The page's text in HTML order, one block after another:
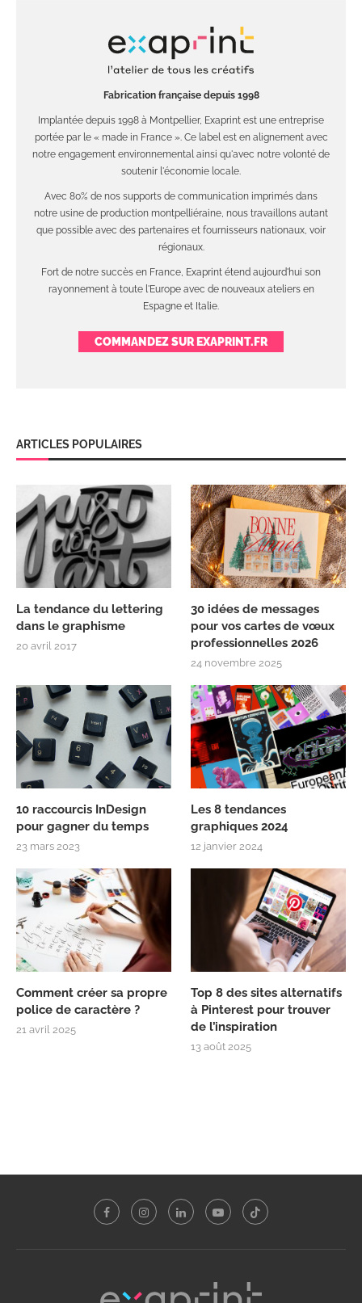
Fabrication française depuis 1998
Implantée depuis 1998 à Montpellier, Exaprint est une entreprise
portée par le « made in France ». Ce label est en alignement avec
notre engagement environnemental ainsi qu'avec notre volonté de
soutenir l'économie locale.
Avec 80% de nos supports de communication imprimés dans
notre usine de production montpelliéraine, nous travaillons autant
que possible avec des partenaires et fournisseurs nationaux, voir
régionaux.
Fort de notre succès en France, Exaprint étend aujourd'hui son
rayonnement à toute l'Europe avec de nouveaux ateliers en
Espagne et Italie.
COMMANDEZ SUR EXAPRINT.FR
ARTICLES POPULAIRES
La tendance du lettering
dans le graphisme
20 avril 2017
30 idées de messages
pour vos cartes de vœux
professionnelles 2026
24 novembre 2025
10 raccourcis InDesign
pour gagner du temps
23 mars 2023
Les 8 tendances
graphiques 2024
12 janvier 2024
Comment créer sa propre
police de caractère ?
21 avril 2025
Top 8 des sites alternatifs
à Pinterest pour trouver
de l’inspiration
13 août 2025